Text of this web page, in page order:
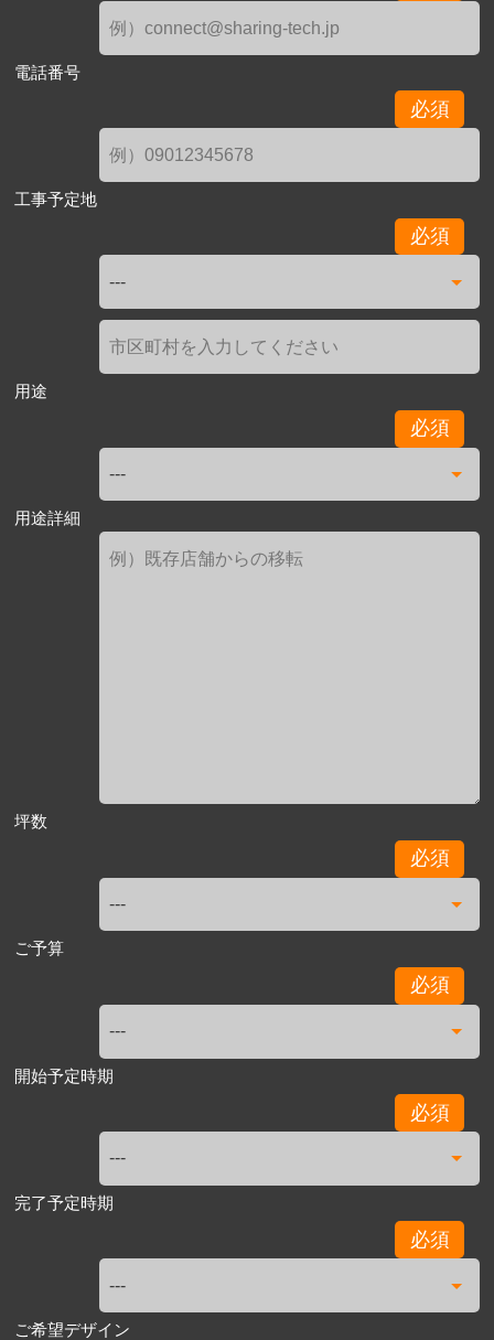
電話番号
必須
工事予定地
必須
用途
必須
用途詳細
坪数
必須
ご予算
必須
開始予定時期
必須
完了予定時期
必須
ご希望デザイン